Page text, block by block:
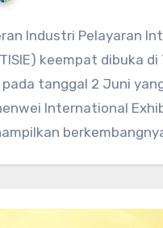
Industri Pelayaran
keempat dibuka di
tanggal 2 Juni
International